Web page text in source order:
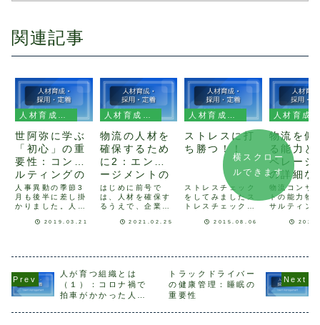
関連記事
世阿弥に学ぶ
「初心」の重
要性：コンサ
ルティングの
「初心」とは
人事異動の季節3
月も後半に差し掛
かりました。人事
を機に新しいスタ
な気持ちでしょう
か。既に走り始め
ている方は、その
時どんな気持ちだ
2019.03.21
物流の人材を
確保するため
に2：エンゲ
ージメントの
5要素とは
はじめに前号で
は、人材を確保す
るうえで、企業と
ける大切な要素の
り、双方の成長に
貢献しあう関係」
であるとご紹介し
ました。ここで確
2021.02.25
ストレスに打
ち勝つ！！
ストレスチェック
をしてみましたス
トレスチェック制
２月より、従業員
スチェックをスタ
ートしている企業
も多いことでしょ
う。私の職場でも
2015.08.06
物流を俯
る能力と
ペレーシ
の詳細な
と
物流コンサ
トの能力物
サルティン
客様の物流
ナミックな
動であり、
ーションに
る能力に加
横スクロー
ルできます
人が育つ組織とは
（１）：コロナ禍で
拍車がかかった人に
トラックドライバー
の健康管理：睡眠の
重要性